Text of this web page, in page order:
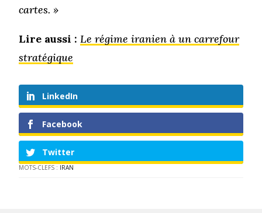
cartes. »
Lire aussi : Le régime iranien à un carrefour
stratégique
LinkedIn
Facebook
Twitter
MOTS-CLEFS : IRAN